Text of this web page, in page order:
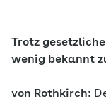
Trotz
wenig bekannt
von Rothkirch: